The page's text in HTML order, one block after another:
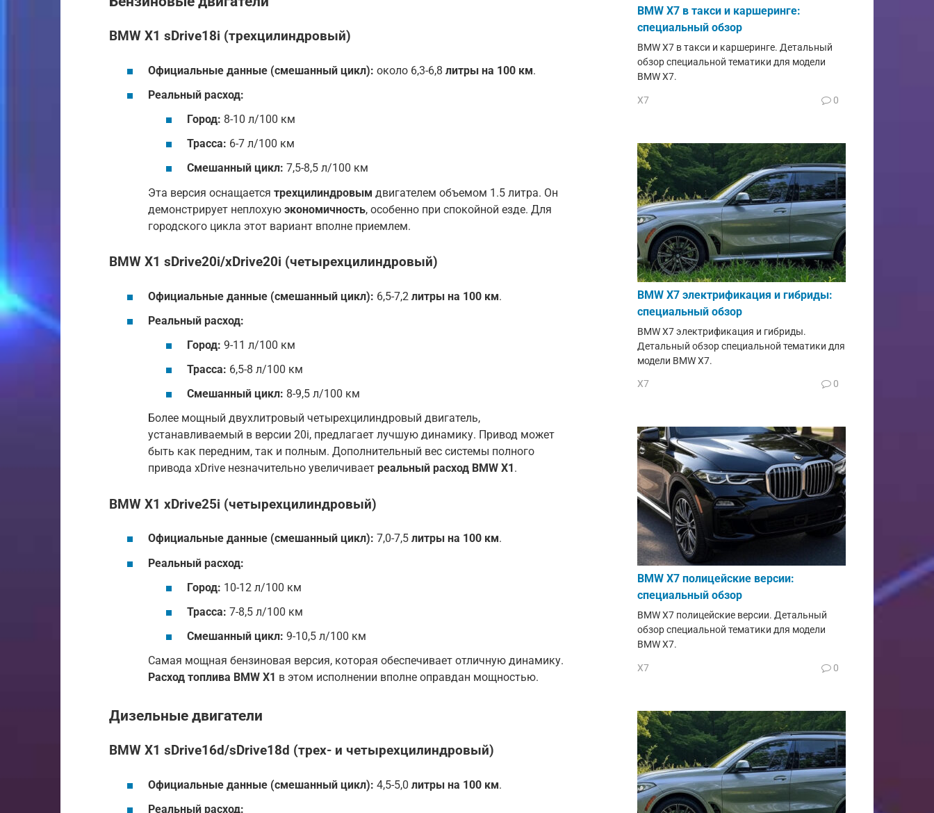
BMW X1 sDrive18i (трехцилиндровый)
Официальные данные (смешанный цикл): около 6,3-6,8 литры на 100 км.
Реальный расход:
Город: 8-10 л/100 км
Трасса: 6-7 л/100 км
Смешанный цикл: 7,5-8,5 л/100 км
Эта версия оснащается трехцилиндровым двигателем объемом 1.5 литра. Он
демонстрирует неплохую экономичность, особенно при спокойной езде. Для
городского цикла этот вариант вполне приемлем.
BMW X1 sDrive20i/xDrive20i (четырехцилиндровый)
Официальные данные (смешанный цикл): 6,5-7,2 литры на 100 км.
Реальный расход:
Город: 9-11 л/100 км
Трасса: 6,5-8 л/100 км
Смешанный цикл: 8-9,5 л/100 км
Более мощный двухлитровый четырехцилиндровый двигатель,
устанавливаемый в версии 20i, предлагает лучшую динамику. Привод может
быть как передним, так и полным. Дополнительный вес системы полного
привода xDrive незначительно увеличивает реальный расход BMW X1 .
BMW X1 xDrive25i (четырехцилиндровый)
Официальные данные (смешанный цикл): 7,0-7,5 литры на 100 км.
Реальный расход:
Город: 10-12 л/100 км
Трасса: 7-8,5 л/100 км
Смешанный цикл: 9-10,5 л/100 км
Самая мощная бензиновая версия, которая обеспечивает отличную динамику.
Расход топлива BMW X1 в этом исполнении вполне оправдан мощностью.
Дизельные двигатели
BMW X1 sDrive16d/sDrive18d (трех- и четырехцилиндровый)
Официальные данные (смешанный цикл): 4,5-5,0 литры на 100 км.
Реальный расход:
BMW X7 в такси и каршеринге:
специальный обзор
BMW X7 в такси и каршеринге. Детальный
обзор специальной тематики для модели
BMW X7.
X7 0
BMW X7 электрификация и гибриды:
специальный обзор
BMW X7 электрификация и гибриды.
Детальный обзор специальной тематики для
модели BMW X7.
X7 0
BMW X7 полицейские версии:
специальный обзор
BMW X7 полицейские версии. Детальный
обзор специальной тематики для модели
BMW X7.
X7 0